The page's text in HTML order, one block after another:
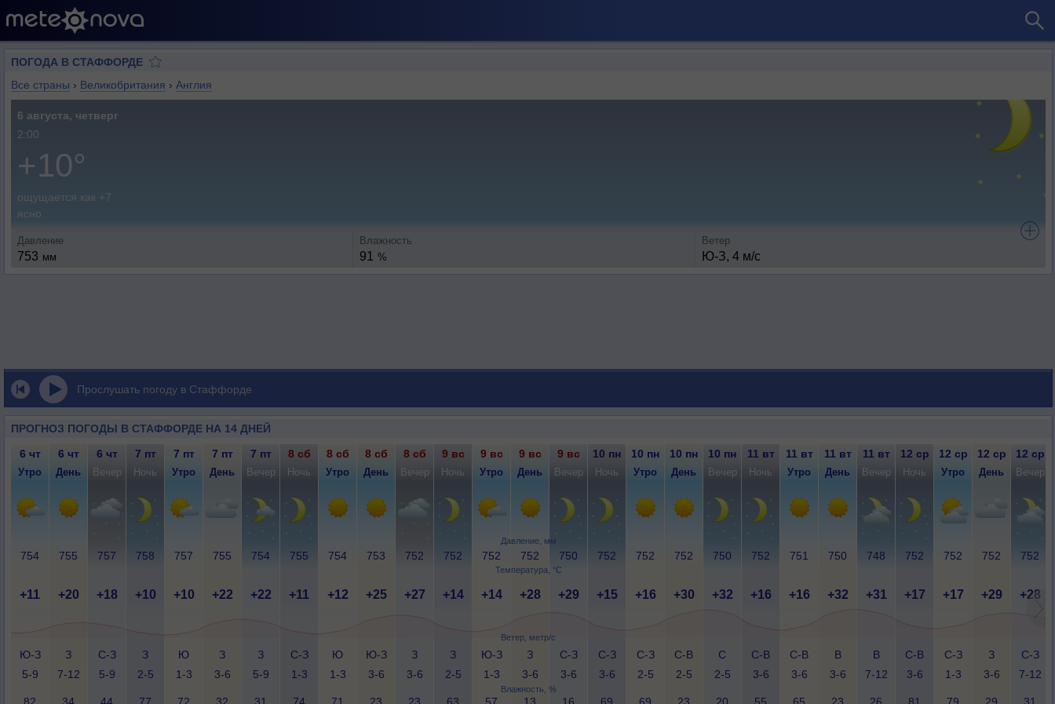
ПОГОДА В СТАФФОРДЕ
Все страны › Великобритания › Англия
6 августа, четверг
2:00
+10°
ощущается как +7
ясно
Давление
753 мм
Влажность
91 %
Ветер
Ю-З, 4 м/с
Прослушать погоду в Стаффорде
ПРОГНОЗ ПОГОДЫ В СТАФФОРДЕ НА 14 ДНЕЙ
Давление, мм
Температура, °C
Ветер, метр/с
Влажность, %
6 чт 6 чт 6 чт 7 пт 7 пт 7 пт 7 пт 8 сб 8 сб 8 сб 8 сб 9 вс 9 вс 9 вс 9 вс 10 пн 10 пн 10 пн 10 пн 11 вт 11 вт 11 вт 11 вт 12 ср 12 ср 12 ср 12 ср
Утро День Вечер Ночь Утро День Вечер Ночь Утро День Вечер Ночь Утро День Вечер Ночь Утро День Вечер Ночь Утро День Вечер Ночь Утро День Вечер
754 755 757 758 757 755 754 755 754 753 752 752 752 752 750 752 752 752 750 752 751 750 748 752 752 752 752
+11 +20 +18 +10 +10 +22 +22 +11 +12 +25 +27 +14 +14 +28 +29 +15 +16 +30 +32 +16 +16 +32 +31 +17 +17 +29 +28
Ю-З
5-9
З
7-12
С-З
5-9
З
2-5
Ю
1-3
З
3-6
З
5-9
С-З
1-3
Ю
1-3
Ю-З
3-6
З
3-6
З
2-5
Ю-З
1-3
З
3-6
С-З
3-6
С-З
3-6
С-З
2-5
С-В
2-5
С
2-5
С-В
3-6
С-В
3-6
В
3-6
В
7-12
С-В
3-6
С-З
1-3
З
3-6
С-З
7-12